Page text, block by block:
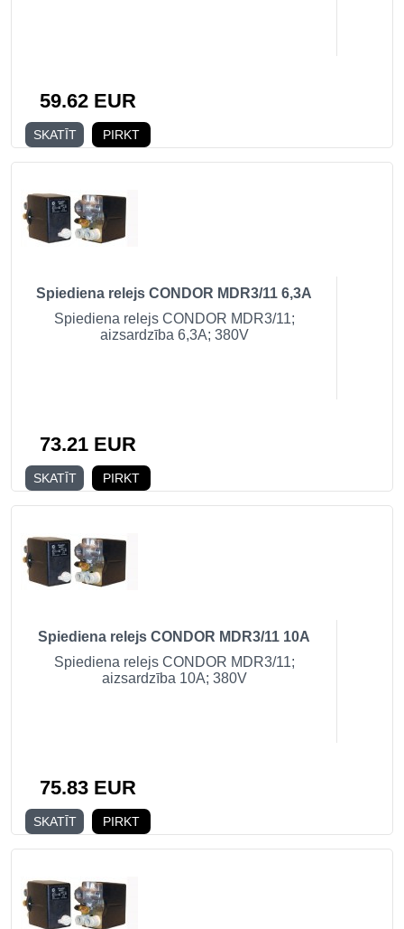
59.62 EUR
SKATĪT PIRKT
Spiediena relejs CONDOR MDR3/11 6,3A
Spiediena relejs CONDOR MDR3/11;
aizsardzība 6,3A; 380V
73.21 EUR
SKATĪT PIRKT
Spiediena relejs CONDOR MDR3/11 10A
Spiediena relejs CONDOR MDR3/11;
aizsardzība 10A; 380V
75.83 EUR
SKATĪT PIRKT